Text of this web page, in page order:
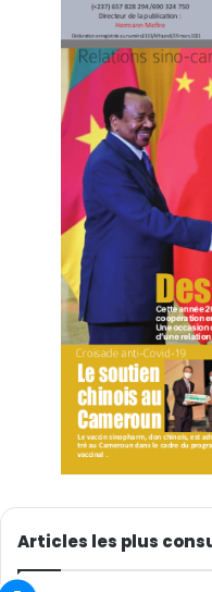
Shanhui
Français
Articles les plus